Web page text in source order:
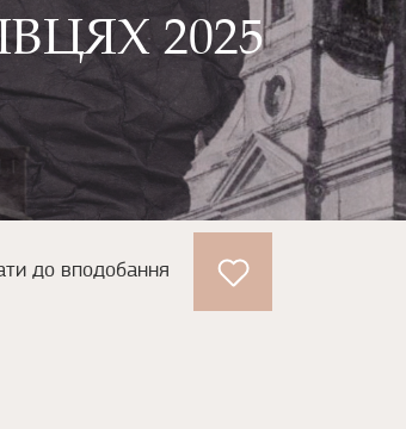
2025
до вподобання